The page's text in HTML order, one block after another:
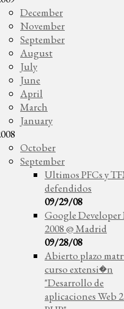
December
November
September
August
July
June
April
March
January
October
September
Ultimos PFCs y
defendidos
09/29/08
Google Developer
2008 @ Madrid
09/28/08
Abierto plazo
curso extensi�n
"Desarrollo de
aplicaciones Web